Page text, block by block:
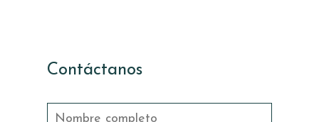
Contáctanos